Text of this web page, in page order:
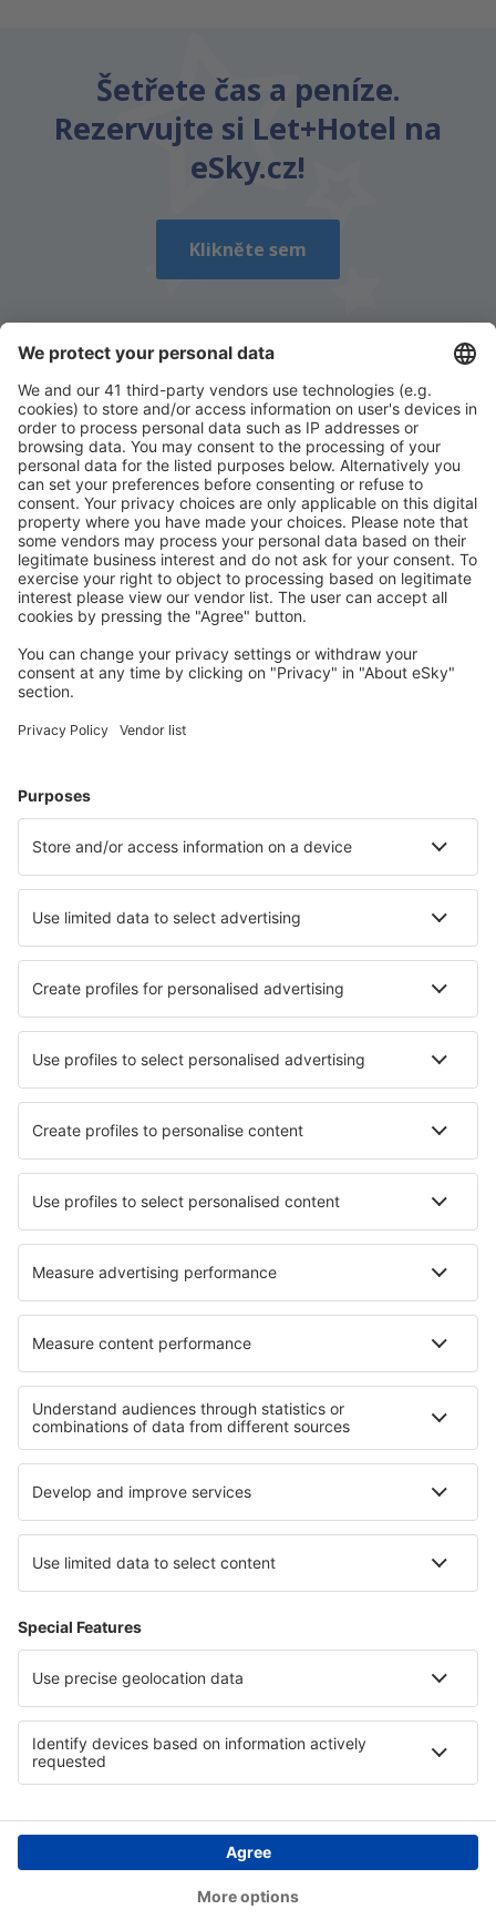
Šetřete čas a peníze.
Rezervujte si Let+Hotel na
eSky.cz!
Klikněte sem
Stáhněte si naši aplikacia plánujte své cesty
pohodlně
Naplánujte si cestu
Letenky
Ubytování
Let+Hotel
Transfery
Sportovní události
Přečtěte si více
Garance nejnižší ceny
Mobilní aplikace
Letecké společnosti
Ryanair
Wizz Air
easyJet
Lufthansa
KLM
O eSky
Všeobecné podmínky
Moje rezervace
Politika ochrany soukromí
Podpora a kontakt
Země
Mezinárodní web-stránky
eSky.eu eSky.com eDestinos.com